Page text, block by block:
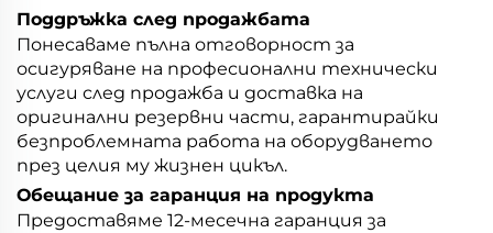
Поддръжка след продажбата
Понесаваме пълна отговорност за
осигуряване на професионални технически
услуги след продажба и доставка на
оригинални резервни части, гарантирайки
безпроблемната работа на оборудването
през целия му жизнен цикъл.
Обещание за гаранция на продукта
Предоставяме 12-месечна гаранция за